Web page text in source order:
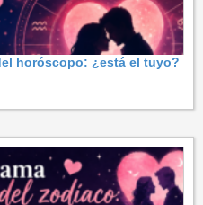
horóscopo: ¿está el tuyo?